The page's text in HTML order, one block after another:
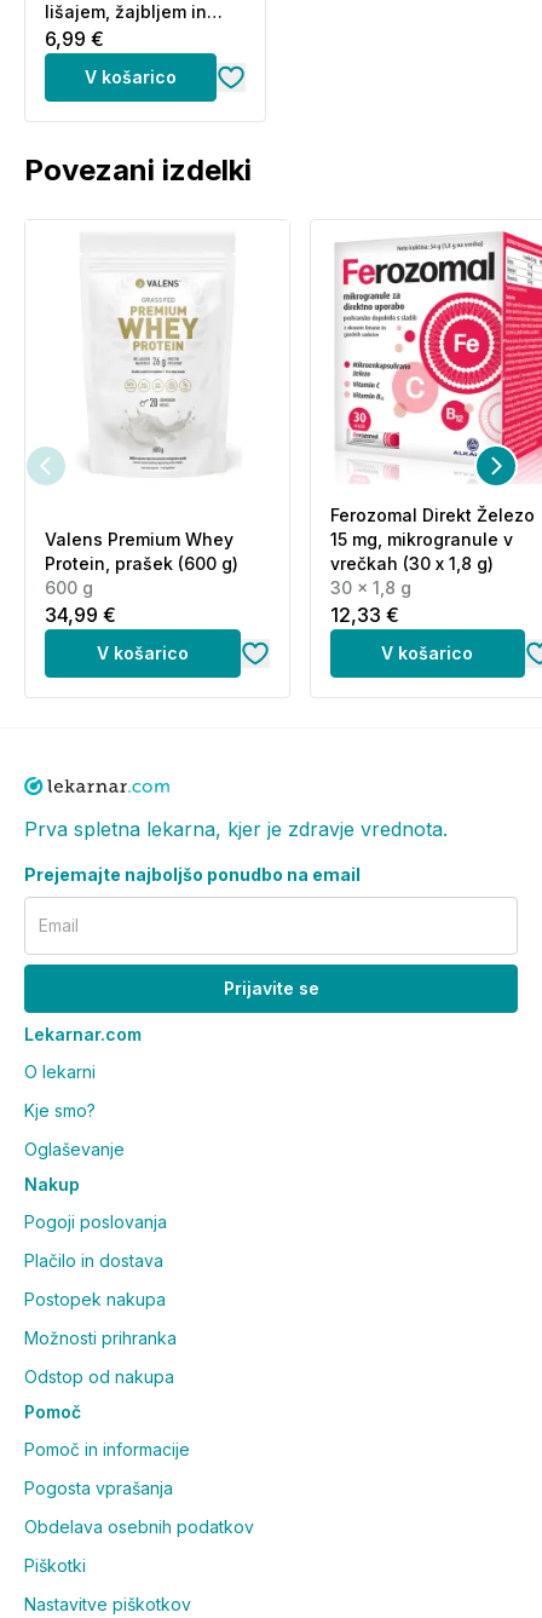
lišajem, žajbljem in
vitaminom C (20 pastil)
6,99 €
V košarico
Povezani izdelki
Valens Premium Whey
Protein, prašek (600 g)
600 g
34,99 €
V košarico
Ferozomal Direkt Železo
15 mg, mikrogranule v
vrečkah (30 x 1,8 g)
30 x 1,8 g
12,33 €
V košarico
Prva spletna lekarna, kjer je zdravje vrednota.
Prejemajte najboljšo ponudbo na email
Email
Prijavite se
Lekarnar.com
O lekarni
Kje smo?
Oglaševanje
Nakup
Pogoji poslovanja
Plačilo in dostava
Postopek nakupa
Možnosti prihranka
Odstop od nakupa
Pomoč
Pomoč in informacije
Pogosta vprašanja
Obdelava osebnih podatkov
Piškotki
Nastavitve piškotkov